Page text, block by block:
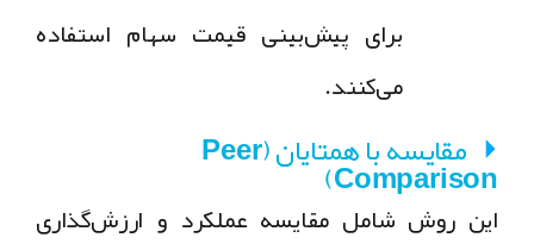
برایپیش‌بینی قیمت سهاماستفاده
می‌کنند.
مقایسه با همتایان (Peer Comparison)
این روش شامل مقایسه عملکرد و ارزش‌گذاری